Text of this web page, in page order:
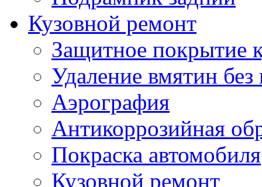
Кузовной ремонт
Защитное покрытие
Удаление вмятин без
Аэрография
Антикоррозийная
Покраска автомобиля
Кузовной ремонт